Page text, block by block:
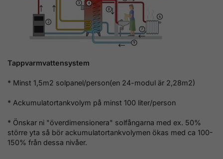
Tappvarmvattensystem
* Minst 1,5m2 solpanel/person(en 24-modul är 2,28m2)
* Ackumulatortankvolym på minst 100 liter/person
* Önskar ni "överdimensionera" solfångarna med ex. 50%
större yta så bör ackumulatortankvolymen ökas med ca 100-
150% från dessa nivåer.